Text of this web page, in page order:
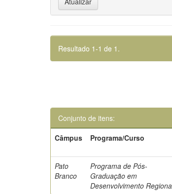
Resultado 1-1 de 1.
Conjunto de itens:
Câmpus
Programa/Curso
Pato
Branco
Programa de Pós-
Graduação em
Desenvolvimento